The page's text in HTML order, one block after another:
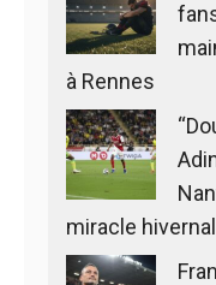
à Rennes
miracle hivernal